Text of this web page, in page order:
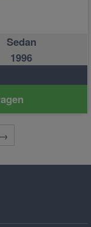
Sedan
1996
→